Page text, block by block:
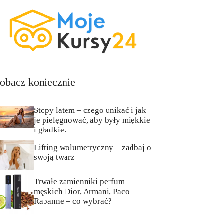
koniecznie
Stopy latem – czego unikać i jak
je pielęgnować, aby były miękkie
i gładkie.
Lifting wolumetryczny – zadbaj o
swoją twarz
Trwałe zamienniki perfum
męskich Dior, Armani, Paco
Rabanne – co wybrać?